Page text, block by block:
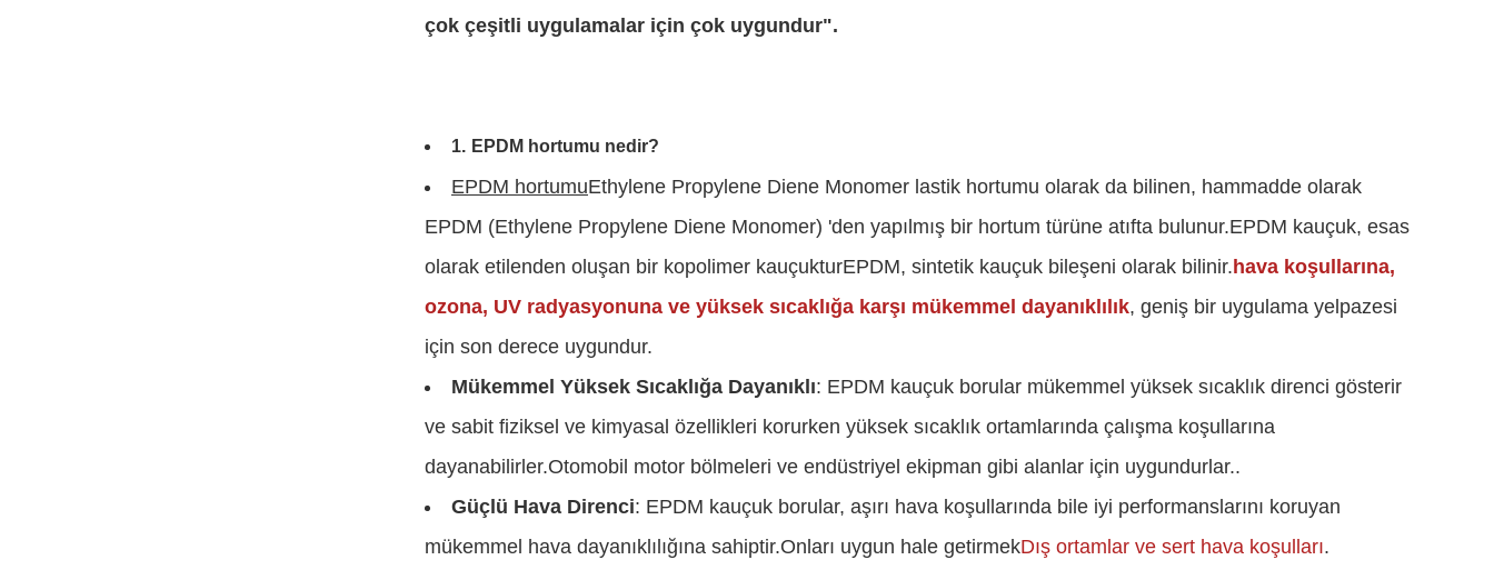
çok çeşitli uygulamalar için çok uygundur".
1. EPDM hortumu nedir?
EPDM hortumuEthylene Propylene Diene Monomer lastik hortumu olarak da bilinen, hammadde olarak
EPDM (Ethylene Propylene Diene Monomer) 'den yapılmış bir hortum türüne atıfta bulunur.EPDM kauçuk, esas
olarak etilenden oluşan bir kopolimer kauçukturEPDM, sintetik kauçuk bileşeni olarak bilinir. hava koşullarına,
ozona, UV radyasyonuna ve yüksek sıcaklığa karşı mükemmel dayanıklılık, geniş bir uygulama yelpazesi
için son derece uygundur.
Mükemmel Yüksek Sıcaklığa Dayanıklı: EPDM kauçuk borular mükemmel yüksek sıcaklık direnci gösterir
ve sabit fiziksel ve kimyasal özellikleri korurken yüksek sıcaklık ortamlarında çalışma koşullarına
dayanabilirler.Otomobil motor bölmeleri ve endüstriyel ekipman gibi alanlar için uygundurlar..
Güçlü Hava Direnci: EPDM kauçuk borular, aşırı hava koşullarında bile iyi performanslarını koruyan
mükemmel hava dayanıklılığına sahiptir.Onları uygun hale getirmekDış ortamlar ve sert hava koşulları.